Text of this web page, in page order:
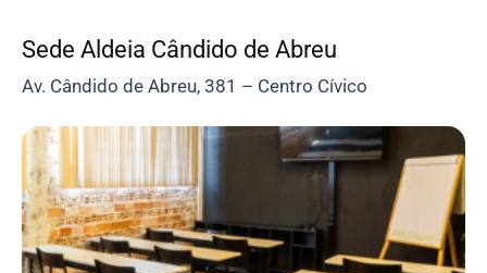
Sede Aldeia Cândido de Abreu
Av. Cândido de Abreu, 381 – Centro Cívico